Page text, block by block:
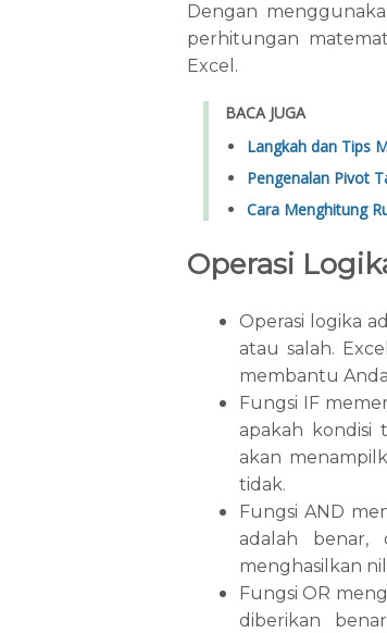
Dengan
perhitungan
Excel.
BACA JUGA
Langkah dan Tips
Pengenalan Pivot
Cara Menghitung
Operasi
Operasi logika
atau salah.
membantu
Fungsi IF
apakah kondisi
akan
tidak.
Fungsi AND
adalah benar,
menghasilkan
Fungsi OR
diberikan